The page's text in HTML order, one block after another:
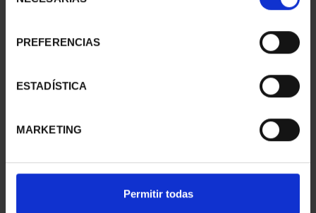
PREFERENCIAS
ESTADÍSTICA
MARKETING
Permitir todas
EQUIPO OLIMPICO
140,00 €
PROCLAMACIÓN FELIPE
VI (2024) 8 REALES
140,00 €